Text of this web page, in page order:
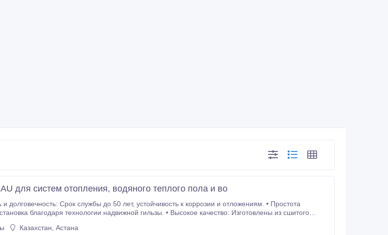
для систем отопления, водяного теплого пола и во
технологии надвижной гильзы. • Высокое качество: Изготовлены из сшитого
Казахстан, Астана